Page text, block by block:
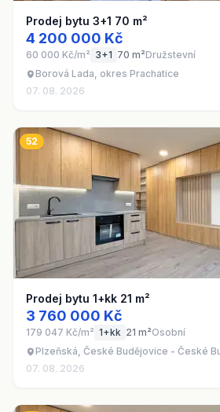
Prodej bytu 3+1 70 m²
4 200 000 Kč
60 000 Kč/m² 3+1 70 m²Družstevní
Borová Lada, okres Prachatice
07. 08. 2026
52
Prodej bytu 1+kk 21 m²
3 760 000 Kč
179 047 Kč/m² 1+kk 21 m²Osobní
Plzeňská, České Budějovice - České
07. 08. 2026